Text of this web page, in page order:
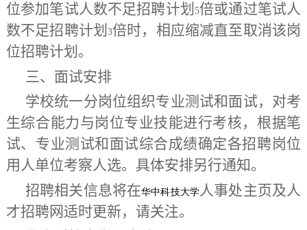
位参加笔试人数不足招聘计划 5倍或通过笔试人
数不足招聘计划3倍时，相应缩减直至取消该岗
位招聘计划。
三、面试安排
学校统一分岗位组织专业测试和面试，对考
生综合能力与岗位专业技能进行考核， 根据笔
试、专业测试和面试综合成绩确定各招聘岗位
用人单位考察人选。具体安排另行通知。
招聘相关信息将在华中科技大学人事处主页及人
才招聘网适时更新，请关注。